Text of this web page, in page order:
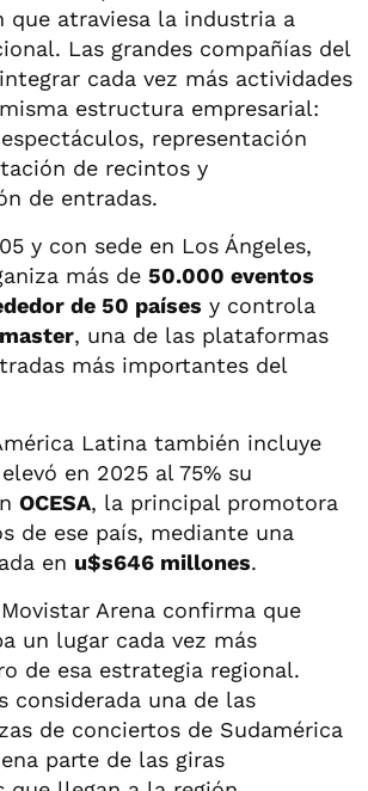
que atraviesa la industria a
Las grandes compañías del
cada vez más actividades
estructura empresarial:
representación
de recintos y
de entradas.
y con sede en Los Ángeles,
más de 50.000 eventos
de 50 países y controla
, una de las plataformas
más importantes del
Latina también incluye
en 2025 al 75% su
OCESA, la principal promotora
de ese país, mediante una
en u$s646 millones.
Arena confirma que
un lugar cada vez más
de esa estrategia regional.
considerada una de las
de conciertos de Sudamérica
parte de las giras